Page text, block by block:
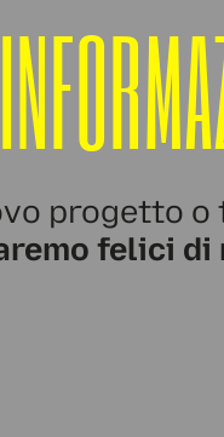
progetto
felici di